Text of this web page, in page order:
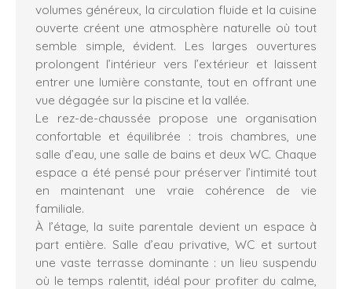
volumes généreux, la circulation fluide et la cuisine
ouverte créent une atmosphère naturelle où tout
semble simple, évident. Les larges ouvertures
prolongent l’intérieur vers l’extérieur et laissent
entrer une lumière constante, tout en offrant une
vue dégagée sur la piscine et la vallée.
Le rez-de-chaussée propose une organisation
confortable et équilibrée : trois chambres, une
salle d’eau, une salle de bains et deux WC. Chaque
espace a été pensé pour préserver l’intimité tout
en maintenant une vraie cohérence de vie
familiale.
À l’étage, la suite parentale devient un espace à
part entière. Salle d’eau privative, WC et surtout
une vaste terrasse dominante : un lieu suspendu
où le temps ralentit, idéal pour profiter du calme,